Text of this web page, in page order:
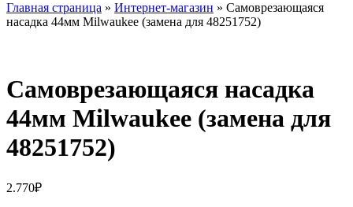
Главная страница » Интернет-магазин » Самоврезающаяся
насадка 44мм Milwaukee (замена для 48251752)
Самоврезающаяся насадка
44мм Milwaukee (замена для
48251752)
2.770₽